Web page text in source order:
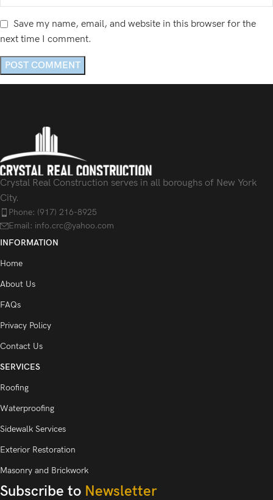
Save my name, email, and website in this browser for the
next time I comment.
Crystal Real Construction serves in all boroughs of New York
City.
Phone: (917) 216-8925
Email: info.crc@yahoo.com
INFORMATION
Home
About Us
FAQs
Privacy Policy
Contact Us
SERVICES
Roofing
Waterproofing
Sidewalk Services
Exterior Restoration
Masonry and Brickwork
Subscribe to Newsletter